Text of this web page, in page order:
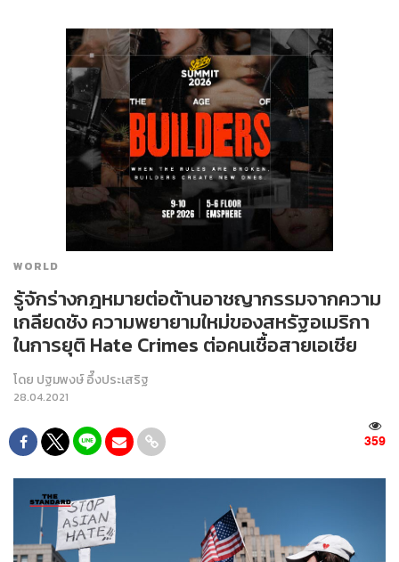
WORLD
รู้จักร่างกฎหมายต่อต้านอาชญากรรมจากความ
เกลียดชัง ความพยายามใหม่ของสหรัฐอเมริกา
ในการยุติ Hate Crimes ต่อคนเชื้อสายเอเชีย
โดย ปฐมพงษ์ อึ๊งประเสริฐ
28.04.2021
359